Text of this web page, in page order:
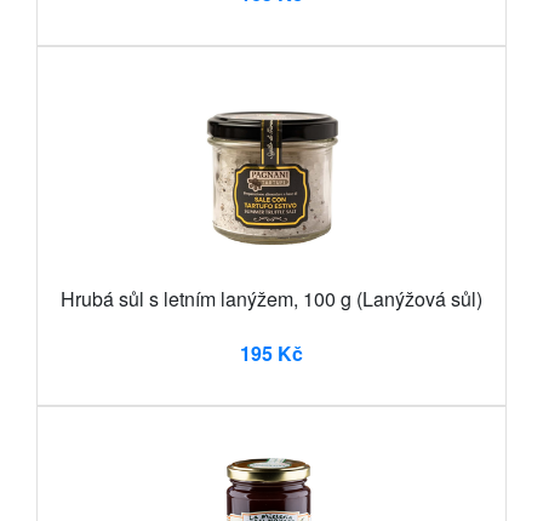
Hrubá sůl s letním lanýžem, 100 g (Lanýžová sůl)
195 Kč